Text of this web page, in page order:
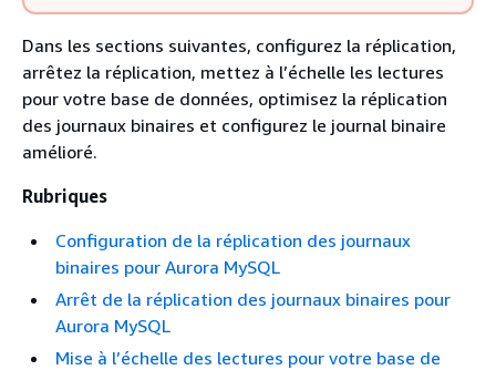
Dans les sections suivantes, configurez la réplication,
arrêtez la réplication, mettez à l’échelle les lectures
pour votre base de données, optimisez la réplication
des journaux binaires et configurez le journal binaire
amélioré.
Rubriques
Configuration de la réplication des journaux
binaires pour Aurora MySQL
Arrêt de la réplication des journaux binaires pour
Aurora MySQL
Mise à l’échelle des lectures pour votre base de